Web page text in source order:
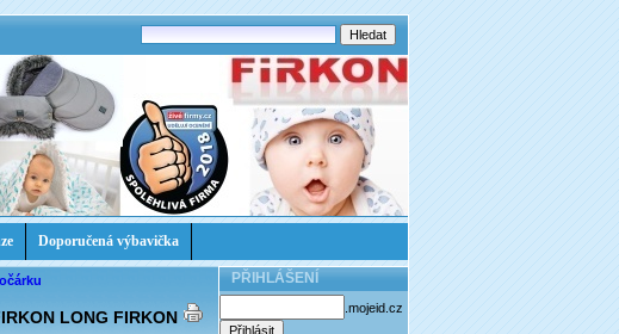
Doporučená výbavička
LONG FIRKON
PŘIHLÁŠENÍ
.mojeid.cz